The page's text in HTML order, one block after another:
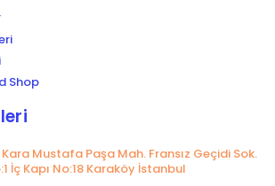
Shop
Mustafa Paşa Mah. Fransız Geçidi Sok.
İç Kapı No:18 Karaköy İstanbul